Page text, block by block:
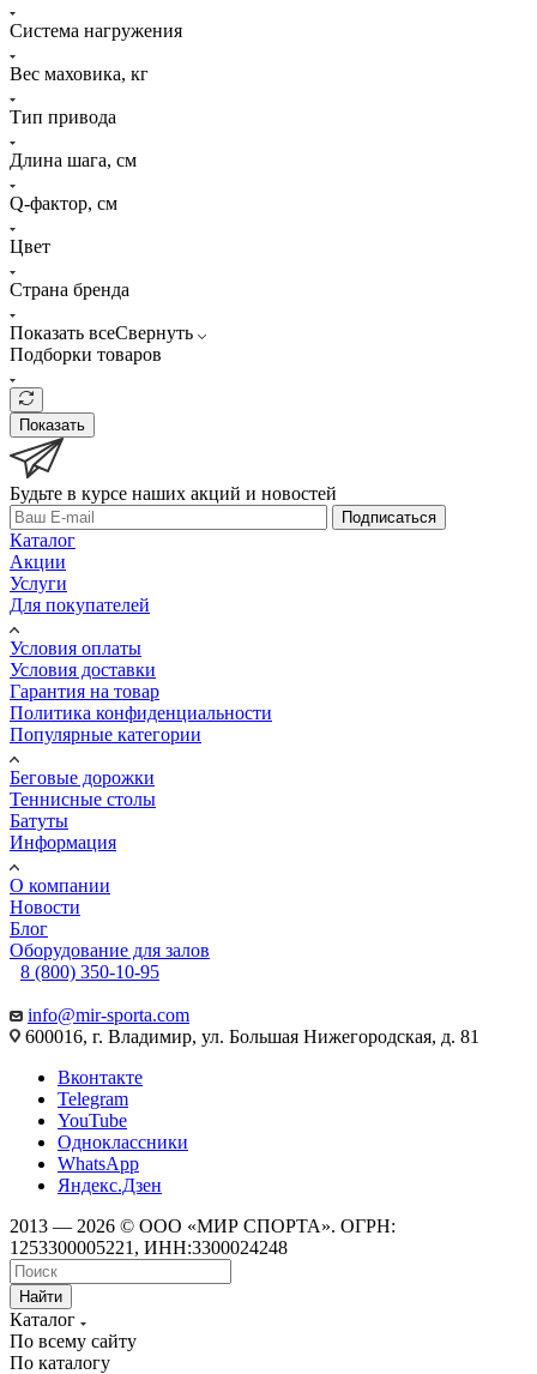
Система нагружения
Вес маховика, кг
Тип привода
Длина шага, см
Q-фактор, см
Цвет
Страна бренда
Показать всеСвернуть
Подборки товаров
Показать
Будьте в курсе наших акций и новостей
Подписаться
Каталог
Акции
Услуги
Для покупателей
Условия оплаты
Условия доставки
Гарантия на товар
Политика конфиденциальности
Популярные категории
Беговые дорожки
Теннисные столы
Батуты
Информация
О компании
Новости
Блог
Оборудование для залов
8 (800) 350-10-95
info@mir-sporta.com
600016, г. Владимир, ул. Большая Нижегородская, д. 81
Вконтакте
Telegram
YouTube
Одноклассники
WhatsApp
Яндекс.Дзен
2013 — 2026 © ООО «МИР СПОРТА». ОГРН:
1253300005221, ИНН:3300024248
Найти
Каталог
По всему сайту
По каталогу